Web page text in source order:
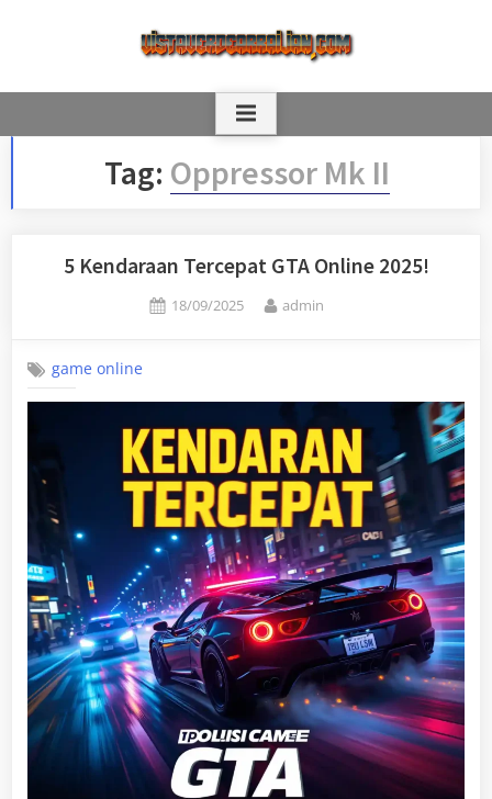
Tag: Oppressor Mk II
5 Kendaraan Tercepat GTA Online 2025!
Posted
18/09/2025 By
admin
game online